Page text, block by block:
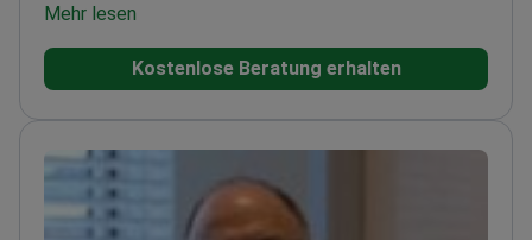
der Erfahrung Erfahrung in der plastischen und
Ohrenoperationen sowie andere
Gesellschaft für rekonstruktive, ästhetische und
plastische ChirurgieGrundausbildung in Mikrochirurgie
an der Hacettepe-Universität
Mehr lesen
Kostenlose Beratung erhalten